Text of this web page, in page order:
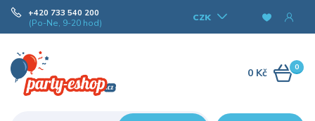
CZK
+420 733 540 200
(Po-Ne, 9-20 hod)
0
0 Kč